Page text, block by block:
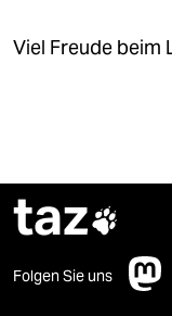
Viel Freude beim
taz
Folgen Sie uns